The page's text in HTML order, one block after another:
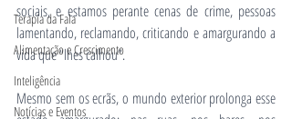
Terapia da Fala
Alimentação e Crescimento
Inteligência
Notícias e Eventos
sociais, e estamos perante cenas de crime, pessoas
lamentando, reclamando, criticando e amargurando a
vida que “lhes calhou”.
Mesmo sem os ecrãs, o mundo exterior prolonga esse